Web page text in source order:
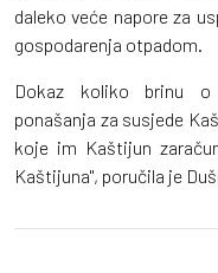
daleko veće napore za
gospodarenja otpadom.
Dokaz koliko brinu o
ponašanja za susjede
koje im Kaštijun
Kaštijuna", poručila je